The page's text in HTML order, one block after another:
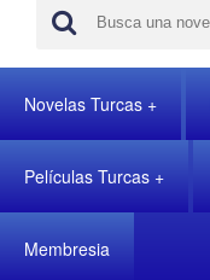
Novelas Turcas
Películas Turcas
Membresia